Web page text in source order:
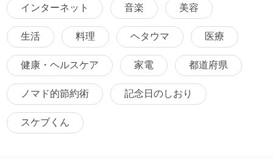
インターネット 音楽 美容
生活 料理 ヘタウマ 医療
健康・ヘルスケア 家電 都道府県
ノマド的節約術 記念日のしおり
スケブくん